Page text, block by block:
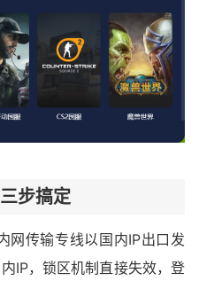
步搞定
网传输专线以国内IP出口发
IP，锁区机制直接失效，登